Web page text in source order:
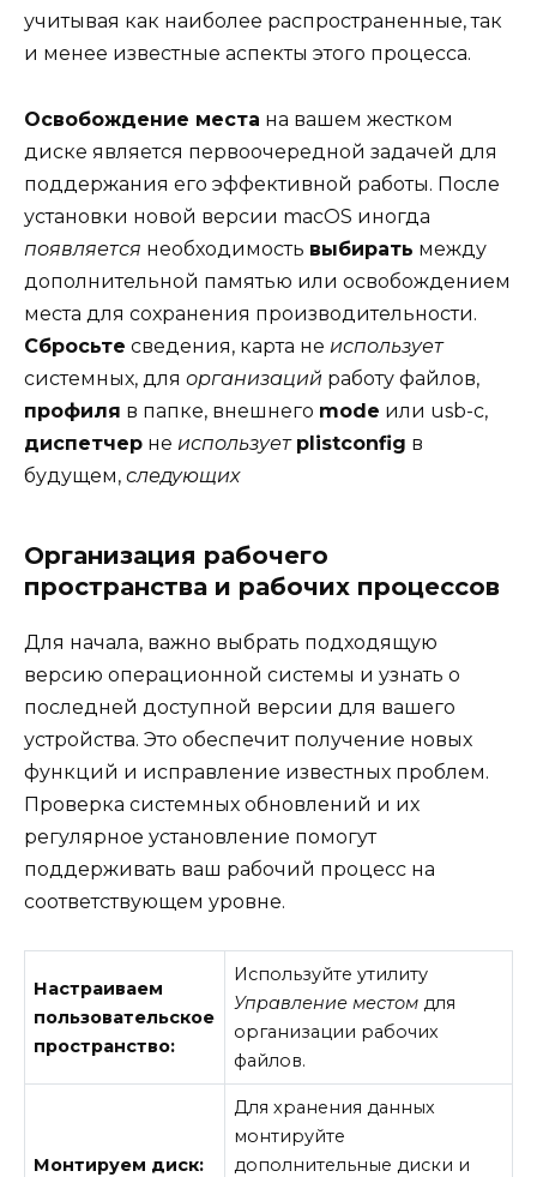
учитывая как наиболее распространенные, так
и менее известные аспекты этого процесса.
Освобождение места на вашем жестком
диске является первоочередной задачей для
поддержания его эффективной работы. После
установки новой версии macOS иногда
появляется необходимость выбирать между
дополнительной памятью или освобождением
места для сохранения производительности.
Сбросьте сведения, карта не использует
системных, для организаций работу файлов,
профиля в папке, внешнего mode или usb-c,
диспетчер не использует plistconfig в
будущем, следующих
Организация рабочего
пространства и рабочих процессов
Для начала, важно выбрать подходящую
версию операционной системы и узнать о
последней доступной версии для вашего
устройства. Это обеспечит получение новых
функций и исправление известных проблем.
Проверка системных обновлений и их
регулярное установление помогут
поддерживать ваш рабочий процесс на
соответствующем уровне.
Настраиваем
пользовательское
пространство:
Используйте утилиту
Управление местом для
организации рабочих
файлов.
Монтируем диск:
Для хранения данных
монтируйте
дополнительные диски и